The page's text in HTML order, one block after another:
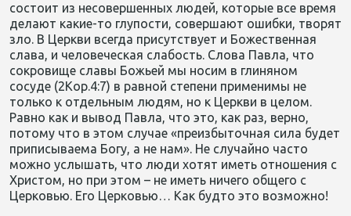
состоит из несовершенных людей, которые все время
делают какие-то глупости, совершают ошибки, творят
зло. В Церкви всегда присутствует и Божественная
слава, и человеческая слабость. Слова Павла, что
сокровище славы Божьей мы носим в глиняном
сосуде (2Кор.4:7) в равной степени применимы не
только к отдельным людям, но к Церкви в целом.
Равно как и вывод Павла, что это, как раз, верно,
потому что в этом случае «преизбыточная сила будет
приписываема Богу, а не нам». Не случайно часто
можно услышать, что люди хотят иметь отношения с
Христом, но при этом – не иметь ничего общего с
Церковью. Его Церковью… Как будто это возможно!